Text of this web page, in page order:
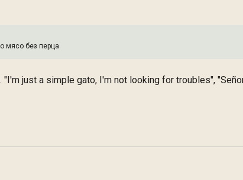
мясо без перца
just a simple gato, I'm not looking for troubles",